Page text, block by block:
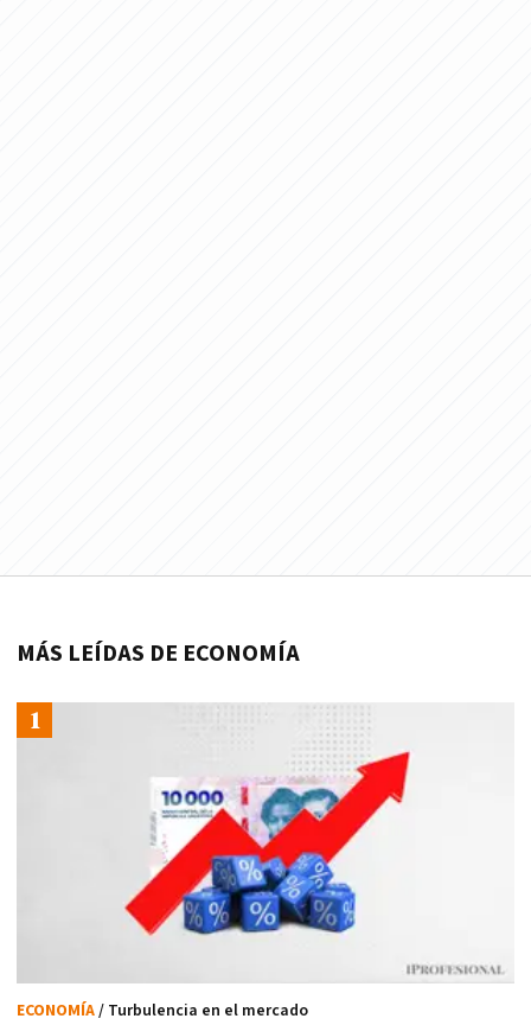
MÁS LEÍDAS DE ECONOMÍA
ECONOMÍA/ Turbulencia en el mercado